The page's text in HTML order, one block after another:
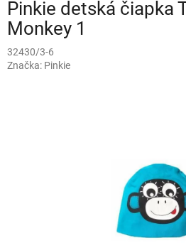
Pinkie detská čiapka
Monkey 1
32430/3-6
Značka: Pinkie